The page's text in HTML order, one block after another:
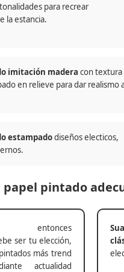
para recrear
la estancia.
imitación madera con textura
en relieve para dar realismo
estampadodiseños electicos,
papel pintado
entonces
ser tu elección,
más trend
actualidad